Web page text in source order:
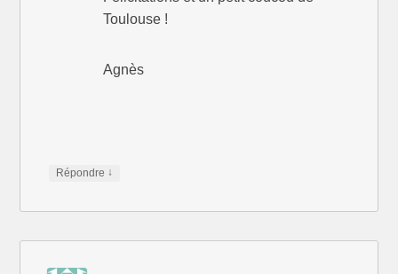
Toulouse !
Agnès
Répondre ↓